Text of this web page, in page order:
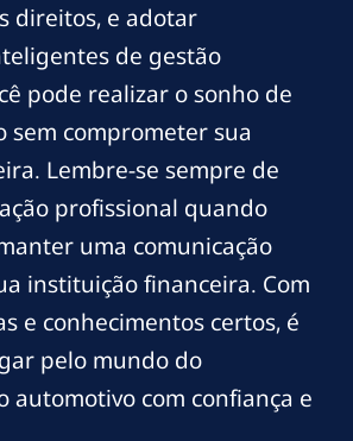
direitos, e adotar
de gestão
pode realizar o sonho de
sem comprometer sua
Lembre-se sempre de
profissional quando
uma comunicação
instituição financeira. Com
e conhecimentos certos, é
pelo mundo do
automotivo com confiança e